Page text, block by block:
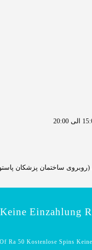
ساختمان پزشکان
Einzahlung
Ra 50 Kostenlose Spins